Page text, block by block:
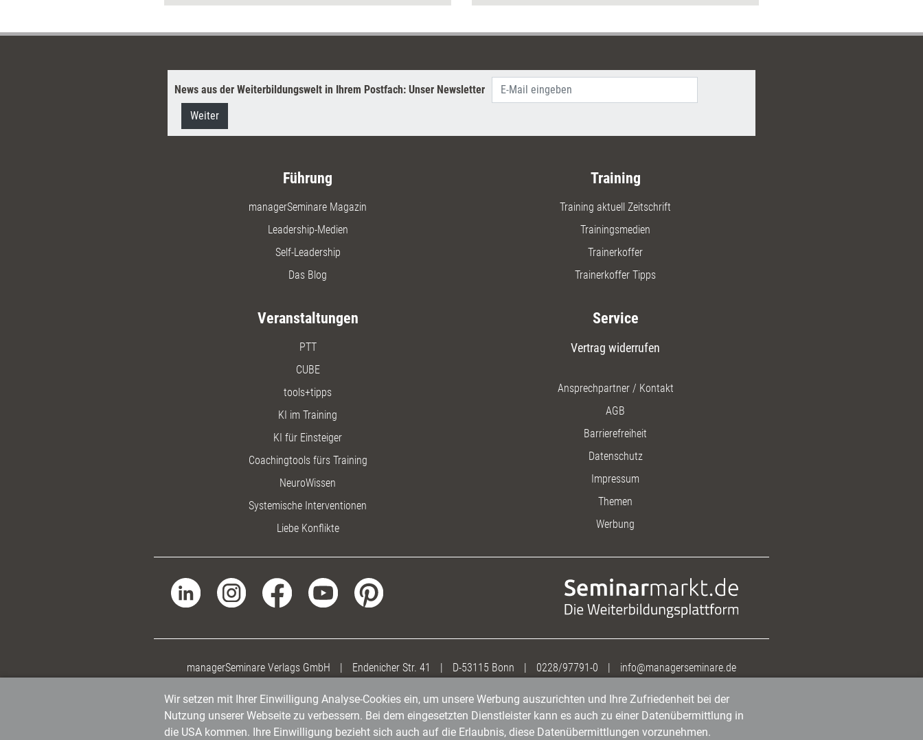
und Kartensets, eine Trainings-DVD und ein
u.a. Symptome, Verlaufsformen,
und Risikofaktoren des Burnout-Syndroms
Methoden. Für betroffene Personen
wollen.
News aus der Weiterbildungswelt in Ihrem Postfach: Unser Newsletter
Weiter
Führung
managerSeminare Magazin
Leadership-Medien
Self-Leadership
Das Blog
Training
Training aktuell Zeitschrift
Trainingsmedien
Trainerkoffer
Trainerkoffer Tipps
Veranstaltungen
PTT
CUBE
tools+tipps
KI im Training
KI für Einsteiger
Coachingtools fürs Training
NeuroWissen
Systemische Interventionen
Liebe Konflikte
Service
Vertrag widerrufen
Ansprechpartner / Kontakt
AGB
Barrierefreiheit
Datenschutz
Impressum
Themen
Werbung
managerSeminare Verlags GmbH | Endenicher Str. 41 | D-53115 Bonn | 0228/97791-0 | info@managerseminare.de
Wir setzen mit Ihrer Einwilligung Analyse-Cookies ein, um unsere Werbung auszurichten und Ihre Zufriedenheit bei der
Nutzung unserer Webseite zu verbessern. Bei dem eingesetzten Dienstleister kann es auch zu einer Datenübermittlung in
die USA kommen. Ihre Einwilligung bezieht sich auch auf die Erlaubnis, diese Datenübermittlungen vorzunehmen.